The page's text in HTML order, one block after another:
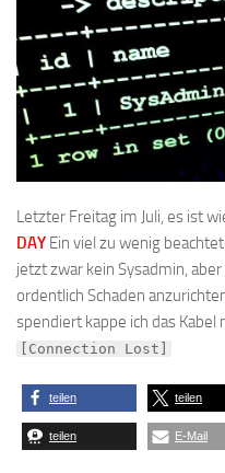
Letzter Freitag im Juli, es ist
DAY Ein viel zu wenig
jetzt zwar kein Sysadmin,
ordentlich Schaden
spendiert kappe ich das
[Connection Lost]
teilen teilen
teilen E-Mail